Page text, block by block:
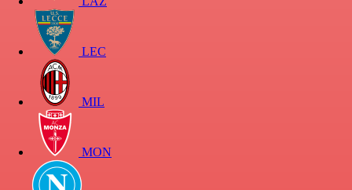
LEC
MIL
MON